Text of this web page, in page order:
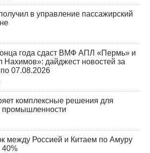
в управление пассажирский
года сдаст ВМФ АПЛ «Пермь» и
дайджест новостей за
07.08.2026
комплексные решения для
промышленности
между Россией и Китаем по Амуру
40%